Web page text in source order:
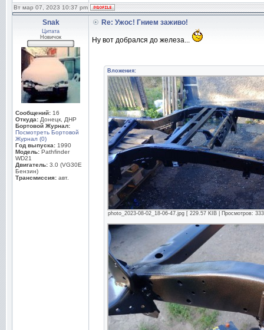
Вт мар 07, 2023 10:37 pm
Snak
Цитата
Новичок
Сообщений: 16
Откуда: Донецк, ДНР
Бортовой Журнал:
Посмотреть Бортовой
Журнал (0)
Год выпуска: 1990
Модель: Pathfinder
WD21
Двигатель: 3.0 (VG30E
Бензин)
Трансмиссия: авт.
Re: Ужос! Гнием заживо!
Ну вот добрался до железа...
Вложения:
photo_2023-08-02_18-06-47.jpg [ 229.57 KIB | Просмотров: